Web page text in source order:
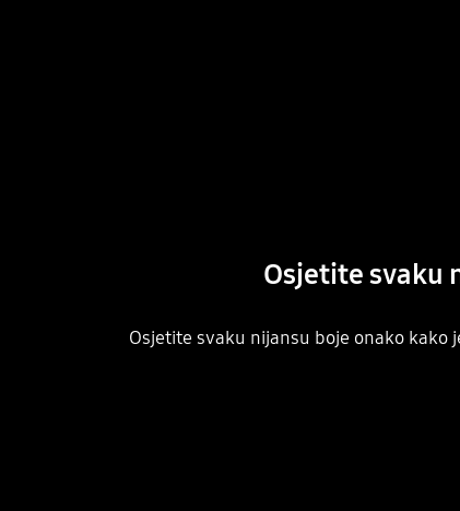
Osjetite svaku
Osjetite svaku nijansu boje onako kako